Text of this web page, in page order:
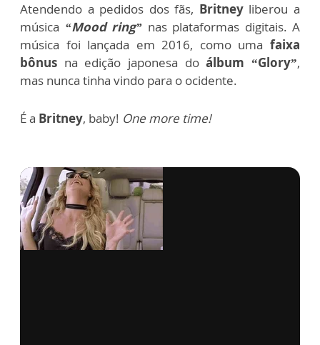
Atendendo a pedidos dos fãs, Britneyliberou a
música “Mood ring” nas plataformas digitais. A
música foi lançada em 2016, como uma faixa
bônus na edição japonesa doálbum “Glory”,
mas nunca tinha vindo para o ocidente.
É a Britney, baby! One more time!